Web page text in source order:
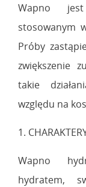
Wapno
stosowanym
Próby
zwiększenie
takie
względu na
1.
Wapno
hydratem,